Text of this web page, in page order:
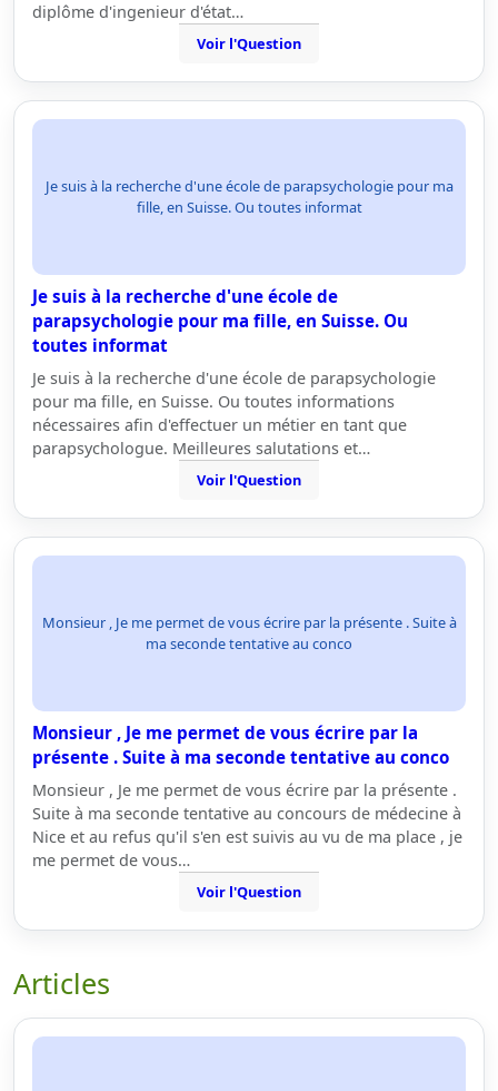
diplôme d'ingenieur d'état…
Voir l'Question
Je suis à la recherche d'une école de parapsychologie pour ma
fille, en Suisse. Ou toutes informat
Je suis à la recherche d'une école de
parapsychologie pour ma fille, en Suisse. Ou
toutes informat
Je suis à la recherche d'une école de parapsychologie
pour ma fille, en Suisse. Ou toutes informations
nécessaires afin d'effectuer un métier en tant que
parapsychologue. Meilleures salutations et…
Voir l'Question
Monsieur , Je me permet de vous écrire par la présente . Suite à
ma seconde tentative au conco
Monsieur , Je me permet de vous écrire par la
présente . Suite à ma seconde tentative au conco
Monsieur , Je me permet de vous écrire par la présente .
Suite à ma seconde tentative au concours de médecine à
Nice et au refus qu'il s'en est suivis au vu de ma place , je
me permet de vous…
Voir l'Question
Articles